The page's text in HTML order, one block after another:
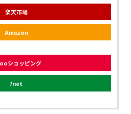
楽天市場
Amazon
ショッピング
7net